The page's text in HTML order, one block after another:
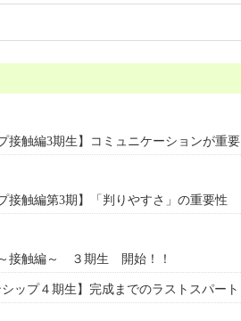
接触編3期生】コミュニケーションが重要
触編第3期】「判りやすさ」の重要性
接触編～ ３期生 開始！！
ップ４期生】完成までのラストスパート